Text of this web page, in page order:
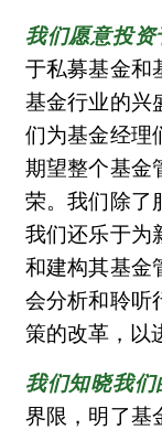
我们愿意投
于私募基金和
基金行业的兴
们为基金经理
期望整个基金
荣。我们除了
我们还乐于为
和建构其基金
会分析和聆听
策的改革，以
我们知晓我们
界限，明了基